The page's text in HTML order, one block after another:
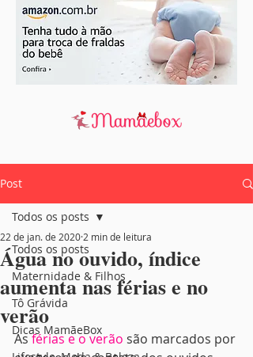
Post
Todos os posts
Maternidade & Filhos
Tô Grávida
Dicas MamãeBox
Todos os posts
Água no ouvido, índice
aumenta nas férias e no
verão
22 de jan. de 2020 2 min de leitura
As férias e o verão são marcados por